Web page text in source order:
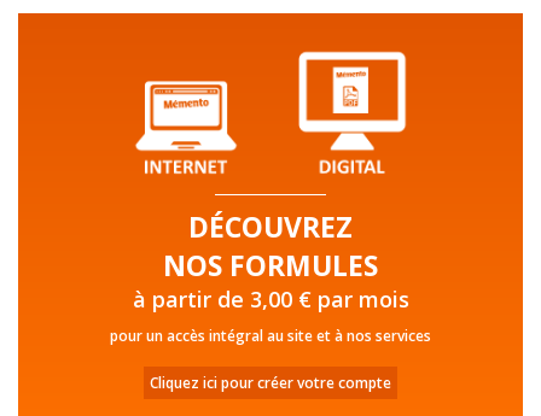
DÉCOUVREZ
NOS FORMULES
à partir de 3,00 € par mois
pour un accès intégral au site et à nos services
Cliquez ici pour créer votre compte